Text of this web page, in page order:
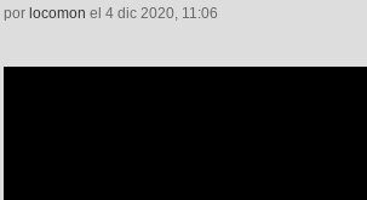
por locomon el 4 dic 2020, 11:06